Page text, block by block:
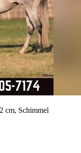
cm, Schimmel